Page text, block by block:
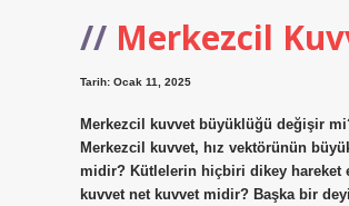
Merkezcil
Tarih: Ocak 11, 2025
Merkezcil kuvvet büyüklüğü değişir
Merkezcil kuvvet, hız vektörünün
midir? Kütlelerin hiçbiri dikey hareket
kuvvet net kuvvet midir? Başka bir